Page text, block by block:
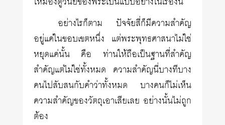
อย่างไรก็ตาม ปัจจัยสี่ก็มีความสำคัญ
อยู่แค่ในขอบเขตหนึ่ง แต่พระพุทธศาสนาไม่ใช่
หยุดแค่นั้น คือ ท่านให้ถือเป็นฐานที่สำคัญ
สำคัญแต่ไม่ใช่ทั้งหมด ความสำคัญนี่บางทีบาง
คนไปสับสนกับคำว่าทั้งหมด บางคนก็ไม่เห็น
ความสำคัญของวัตถุเอาเสียเลย อย่างนั้นไม่ถูก
ต้อง